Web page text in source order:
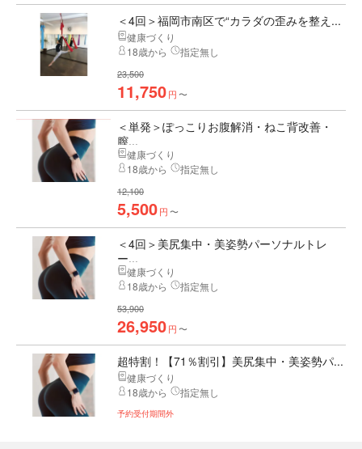
＜4回＞福岡市南区で“カラダの歪みを整え...
健康づくり
18歳から
指定無し
23,500
11,750円 〜
＜単発＞ぽっこりお腹解消・ねこ背改善・
膣...
健康づくり
18歳から
指定無し
12,100
5,500円 〜
＜4回＞美尻集中・美姿勢パーソナルトレ
ー...
健康づくり
18歳から
指定無し
53,900
26,950円 〜
超特割！【71％割引】美尻集中・美姿勢パ...
健康づくり
18歳から
指定無し
予約受付期間外